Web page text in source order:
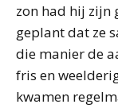
zon had hij zijn
geplant dat ze
die manier de
fris en
kwamen